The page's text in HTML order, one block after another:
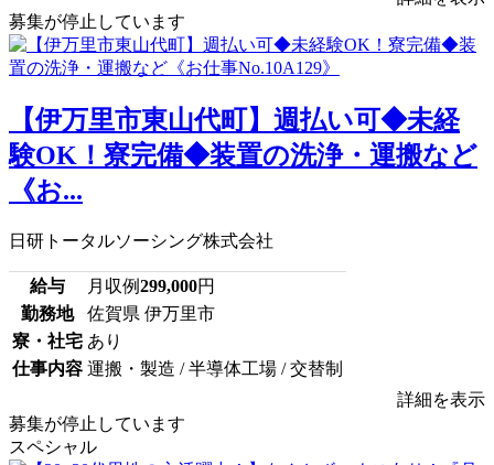
募集が停止しています
【伊万里市東山代町】週払い可◆未経
験OK！寮完備◆装置の洗浄・運搬など
《お...
日研トータルソーシング株式会社
給与 月収例299,000円
勤務地
佐賀県 伊万里市
寮・社宅 あり
仕事内容 運搬・製造 / 半導体工場 / 交替制
詳細を表示
募集が停止しています
スペシャル